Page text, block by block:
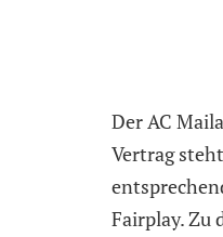
Der AC
Vertrag
Fairplay. Zu